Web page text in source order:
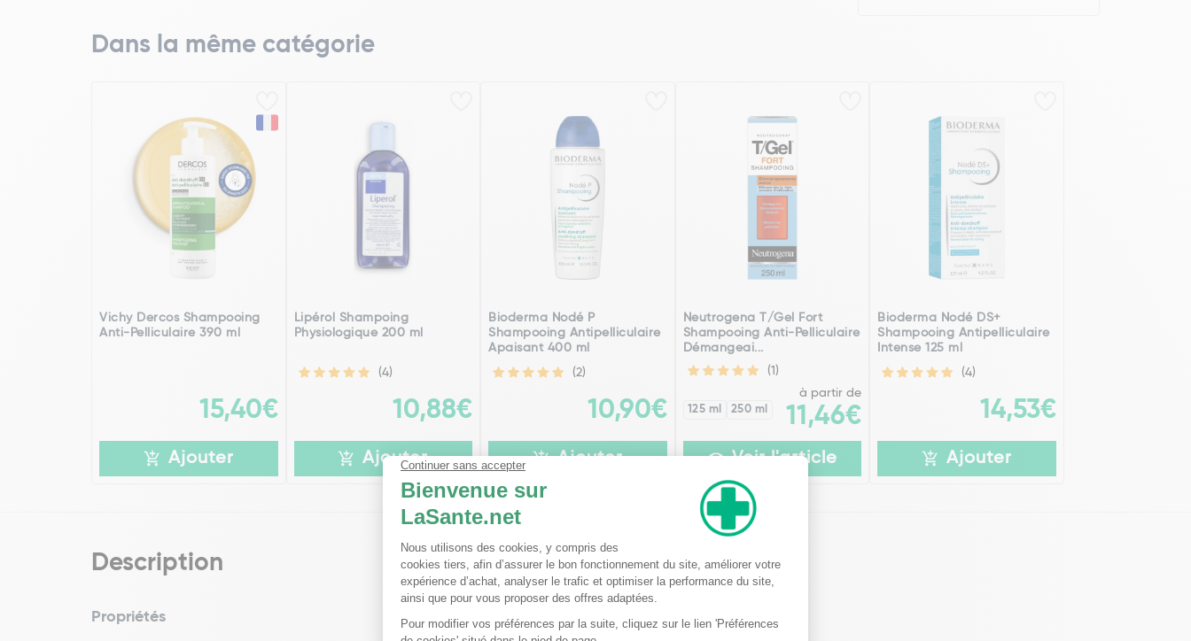
Dans la même catégorie
Vichy Dercos Shampooing
Anti-Pelliculaire 390 ml
15,40€
Ajouter
Lipérol Shampoing
Physiologique 200 ml
(4)
10,88€
Ajouter
Bioderma Nodé P
Shampooing Antipelliculaire
Apaisant 400 ml
(2)
10,90€
Ajouter
Neutrogena T/Gel Fort
Shampooing Anti-Pelliculaire
Démangeai...
(1)
125 ml 250 ml
à partir de
11,46€
Voir l'article
Bioderma Nodé DS+
Shampooing Antipelliculaire
Intense 125 ml
(4)
14,53€
Ajouter
Description
Propriétés